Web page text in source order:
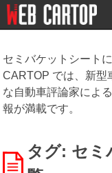
セミバケットシート
CARTOP では、新型
な自動車評論家によ
報が満載です。
タグ: セミ